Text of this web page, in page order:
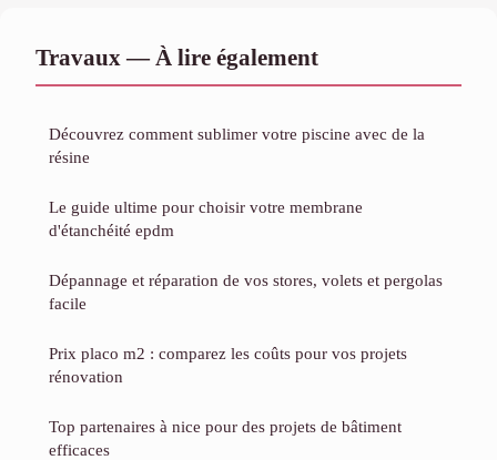
Travaux — À lire également
Découvrez comment sublimer votre piscine avec de la
résine
Le guide ultime pour choisir votre membrane
d'étanchéité epdm
Dépannage et réparation de vos stores, volets et pergolas
facile
Prix placo m2 : comparez les coûts pour vos projets
rénovation
Top partenaires à nice pour des projets de bâtiment
efficaces